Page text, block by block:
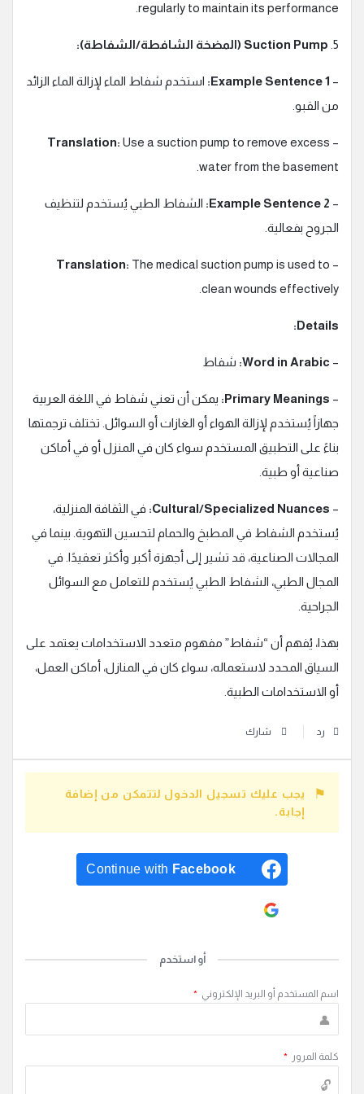
regularly to maintain its performance.
5. Suction Pump (المضخة الشافطة/الشفاطة):
–
Example Sentence 1: استخدم شفاط الماء لإزالة الماء الزائد
من القبو.
–
Translation: Use a suction pump to remove excess
water from the basement.
–
Example Sentence 2: الشفاط الطبي يُستخدم لتنظيف
الجروح بفعالية.
–
Translation: The medical suction pump is used to
clean wounds effectively.
Details:
–
Word in Arabic: شفاط
–
Primary Meanings: يمكن أن تعني شفاط في اللغة العربية
جهازاً يُستخدم لإزالة الهواء أو الغازات أو السوائل. تختلف ترجمتها
بناءً على التطبيق المستخدم سواء كان في المنزل أو في أماكن
صناعية أو طبية.
–
Cultural/Specialized Nuances: في الثقافة المنزلية،
يُستخدم الشفاط في المطبخ والحمام لتحسين التهوية. بينما في
المجالات الصناعية، قد تشير إلى أجهزة أكبر وأكثر تعقيدًا. في
المجال الطبي، الشفاط الطبي يُستخدم للتعامل مع السوائل
الجراحية.
بهذا، يُفهم أن “شفاط” مفهوم متعدد الاستخدامات يعتمد على
السياق المحدد لاستعماله، سواء كان في المنازل، أماكن العمل،
أو الاستخدامات الطبية.
رد شارك
يجب عليك تسجيل الدخول لتتمكن من إضافة
إجابة.
Continue with Facebook
أو استخدم
اسم المستخدم أو البريد الإلكتروني *
كلمة المرور *